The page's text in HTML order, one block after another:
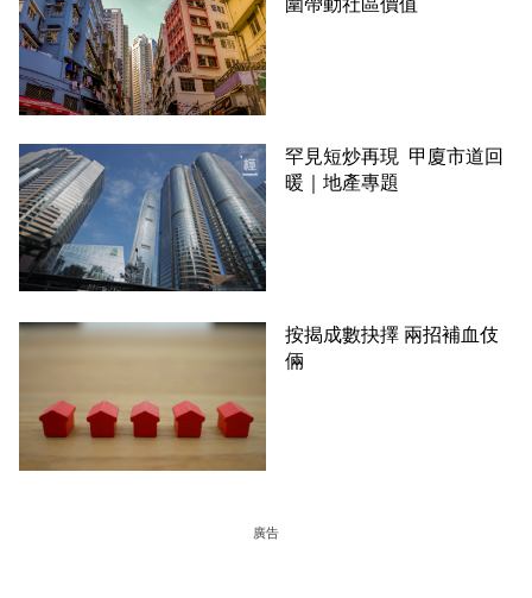
罕見短炒再現 甲廈市道回
暖｜地產專題
按揭成數抉擇 兩招補血伎
倆
廣告